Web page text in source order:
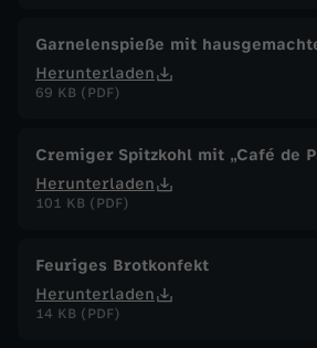
a
e
n
t
i
Garnelenspieße mit
Herunterladen
69 KB (PDF)
Cremiger Spitzkohl mit „Café de
Herunterladen
101 KB (PDF)
Feuriges Brotkonfekt
Herunterladen
14 KB (PDF)